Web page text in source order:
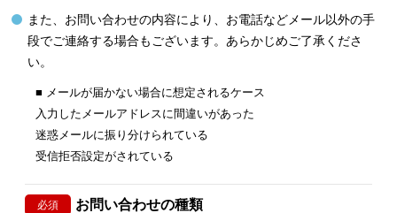
また、お問い合わせの内容により、お電話などメール以外の手
段でご連絡する場合もございます。あらかじめご了承くださ
い。
■ メールが届かない場合に想定されるケース
入力したメールアドレスに間違いがあった
迷惑メールに振り分けられている
受信拒否設定がされている
必須 お問い合わせの種類